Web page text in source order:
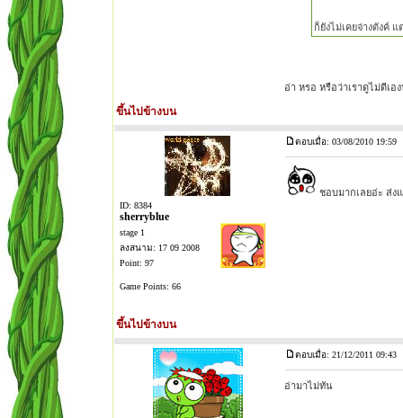
ก็ยังไม่เคยจ่างตังค์
อ่า หรอ หรือว่าเราดูไม่ดีเอ
ขึ้นไปข้างบน
ID: 8384
sherryblue
stage 1
ลงสนาม: 17 09 2008
Point: 97
Game Points: 66
ตอบเมื่อ: 03/08/2010 19:59
ชอบมากเลยอ่ะ ส่ง
ขึ้นไปข้างบน
ตอบเมื่อ: 21/12/2011 09:43
อ่ามาไม่ทัน